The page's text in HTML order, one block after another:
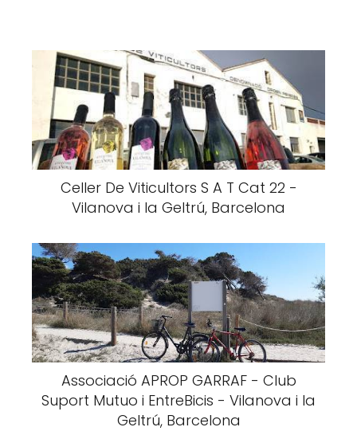
Celler De Viticultors S A T Cat 22 -
Vilanova i la Geltrú, Barcelona
Associació APROP GARRAF - Club
Suport Mutuo i EntreBicis - Vilanova i la
Geltrú, Barcelona